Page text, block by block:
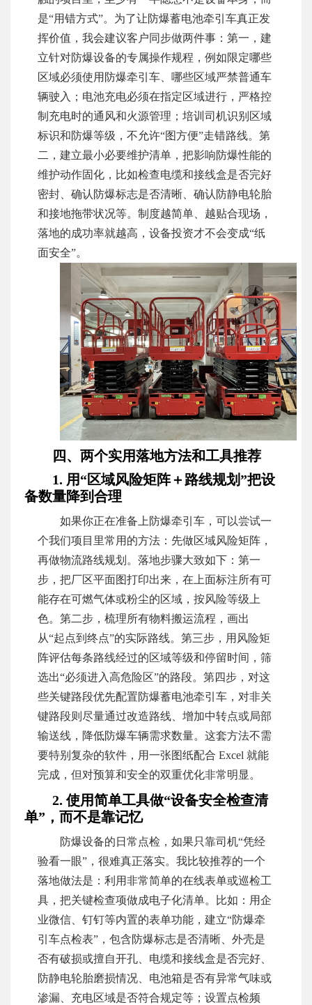
是“用错方式”。为了让防爆蓄电池牵引车真正发
挥价值，我会建议客户同步做两件事：第一，建
立针对防爆设备的专属操作规程，例如限定哪些
区域必须使用防爆牵引车、哪些区域严禁普通车
辆驶入；电池充电必须在指定区域进行，严格控
制充电时的通风和火源管理；培训司机识别区域
标识和防爆等级，不允许“图方便”走错路线。第
二，建立最小必要维护清单，把影响防爆性能的
维护动作固化，比如检查电缆和接线盒是否完好
密封、确认防爆标志是否清晰、确认防静电轮胎
和接地拖带状况等。制度越简单、越贴合现场，
落地的成功率就越高，设备投资才不会变成“纸
面安全”。
四、两个实用落地方法和工具推荐
1. 用“区域风险矩阵＋路线规划”把设
备数量降到合理
如果你正在准备上防爆牵引车，可以尝试一
个我们项目里常用的方法：先做区域风险矩阵，
再做物流路线规划。落地步骤大致如下：第一
步，把厂区平面图打印出来，在上面标注所有可
能存在可燃气体或粉尘的区域，按风险等级上
色。第二步，梳理所有物料搬运流程，画出
从“起点到终点”的实际路线。第三步，用风险矩
阵评估每条路线经过的区域等级和停留时间，筛
选出“必须进入高危险区”的路段。第四步，对这
些关键路段优先配置防爆蓄电池牵引车，对非关
键路段则尽量通过改造路线、增加中转点或局部
输送线，降低防爆车辆需求数量。这套方法不需
要特别复杂的软件，用一张图纸配合 Excel 就能
完成，但对预算和安全的双重优化非常明显。
2. 使用简单工具做“设备安全检查清
单”，而不是靠记忆
防爆设备的日常点检，如果只靠司机“凭经
验看一眼”，很难真正落实。我比较推荐的一个
落地做法是：利用非常简单的在线表单或巡检工
具，把关键检查项做成电子化清单。比如：用企
业微信、钉钉等内置的表单功能，建立“防爆牵
引车点检表”，包含防爆标志是否清晰、外壳是
否有破损或擅自开孔、电缆和接线盒是否完好、
防静电轮胎磨损情况、电池箱是否有异常气味或
渗漏、充电区域是否符合规定等；设置点检频